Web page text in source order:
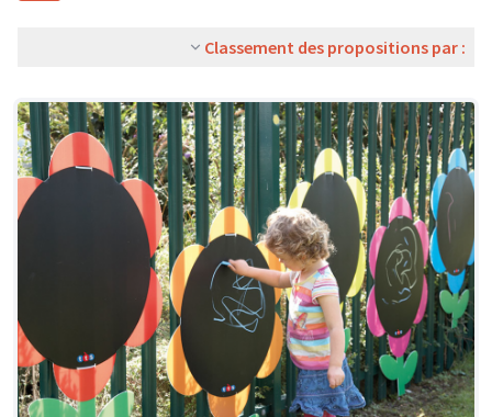
Classement des propositions par :